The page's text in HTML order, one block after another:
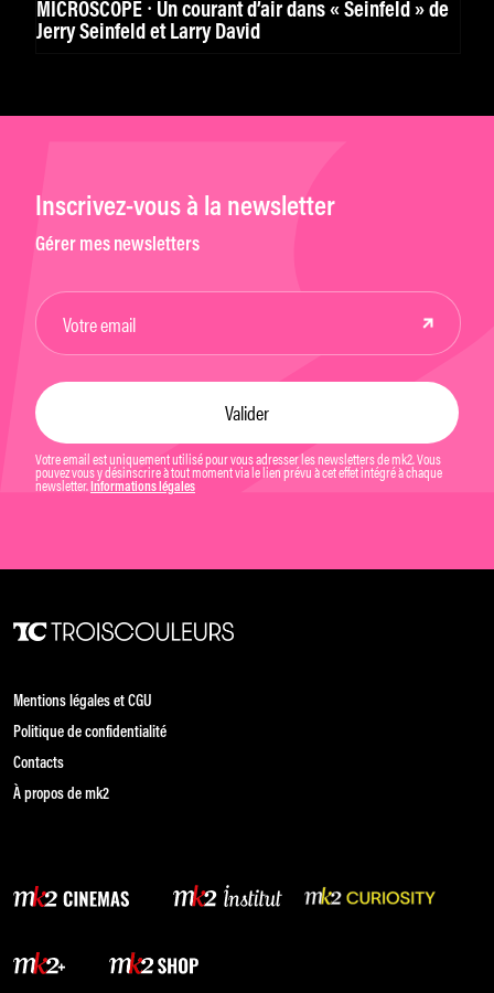
MICROSCOPE ⸱ Un courant d’air dans « Seinfeld » de
Jerry Seinfeld et Larry David
Inscrivez-vous à la newsletter
Gérer mes newsletters
Votre email est uniquement utilisé pour vous adresser les newsletters de mk2. Vous
pouvez vous y désinscrire à tout moment via le lien prévu à cet effet intégré à chaque
newsletter. Informations légales
Mentions légales et CGU
Politique de confidentialité
Contacts
À propos de mk2